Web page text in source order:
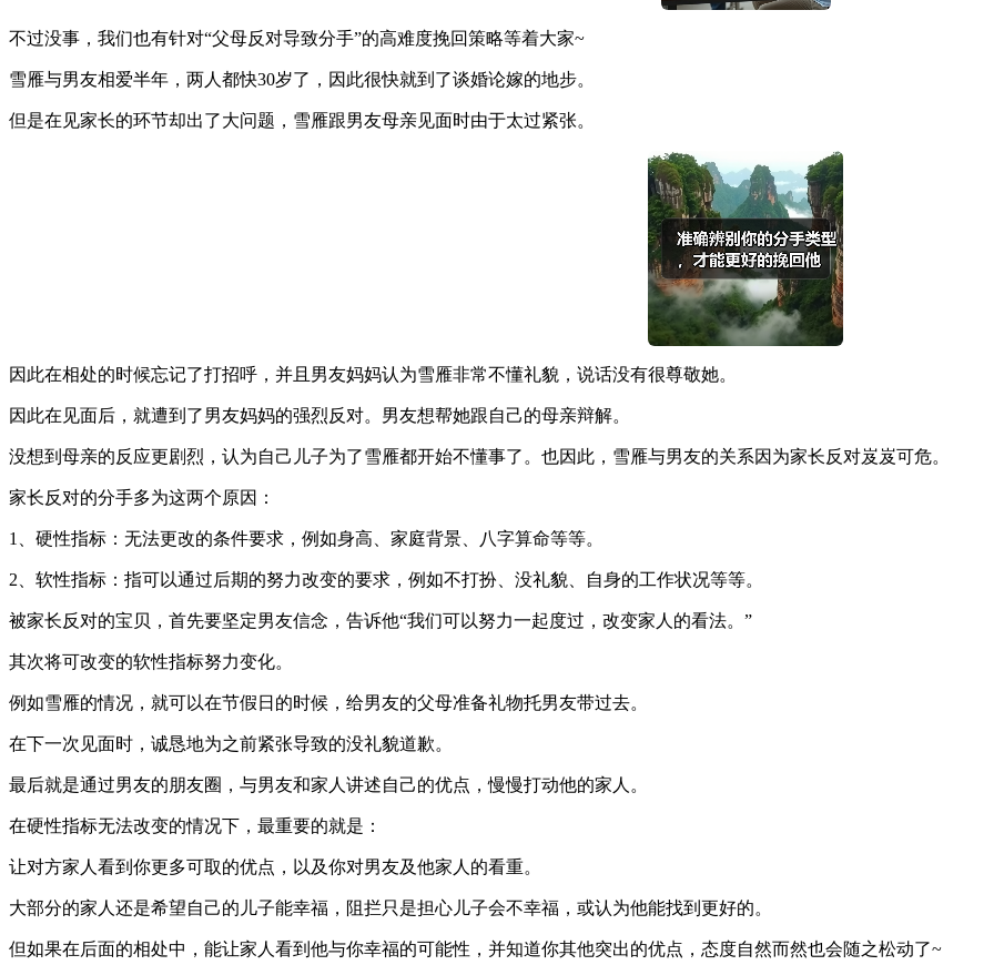
不过没事，我们也有针对“父母反对导致分手”的高难度挽回策略等着大家~
雪雁与男友相爱半年，两人都快30岁了，因此很快就到了谈婚论嫁的地步。
但是在见家长的环节却出了大问题，雪雁跟男友母亲见面时由于太过紧张。
因此在相处的时候忘记了打招呼，并且男友妈妈认为雪雁非常不懂礼貌，说话没有很尊敬她。
因此在见面后，就遭到了男友妈妈的强烈反对。男友想帮她跟自己的母亲辩解。
没想到母亲的反应更剧烈，认为自己儿子为了雪雁都开始不懂事了。也因此，雪雁与男友的关系因为家长反对岌岌可危。
家长反对的分手多为这两个原因：
1、硬性指标：无法更改的条件要求，例如身高、家庭背景、八字算命等等。
2、软性指标：指可以通过后期的努力改变的要求，例如不打扮、没礼貌、自身的工作状况等等。
被家长反对的宝贝，首先要坚定男友信念，告诉他“我们可以努力一起度过，改变家人的看法。”
其次将可改变的软性指标努力变化。
例如雪雁的情况，就可以在节假日的时候，给男友的父母准备礼物托男友带过去。
在下一次见面时，诚恳地为之前紧张导致的没礼貌道歉。
最后就是通过男友的朋友圈，与男友和家人讲述自己的优点，慢慢打动他的家人。
在硬性指标无法改变的情况下，最重要的就是：
让对方家人看到你更多可取的优点，以及你对男友及他家人的看重。
大部分的家人还是希望自己的儿子能幸福，阻拦只是担心儿子会不幸福，或认为他能找到更好的。
但如果在后面的相处中，能让家人看到他与你幸福的可能性，并知道你其他突出的优点，态度自然而然也会随之松动了~